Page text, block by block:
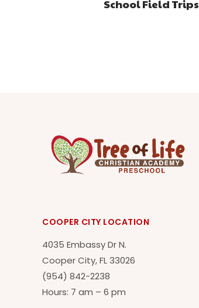
School Field Trips
COOPER CITY LOCATION
4035 Embassy Dr N.
Cooper City, FL 33026
(954) 842-2238
Hours: 7 am – 6 pm